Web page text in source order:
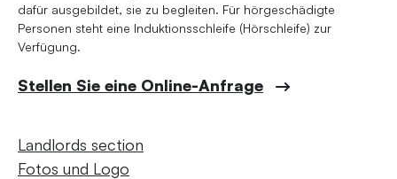
dafür ausgebildet, sie zu begleiten. Für hörgeschädigte
Personen steht eine Induktionsschleife (Hörschleife) zur
Verfügung.
Stellen Sie eine Online-Anfrage
Landlords section
Fotos und Logo